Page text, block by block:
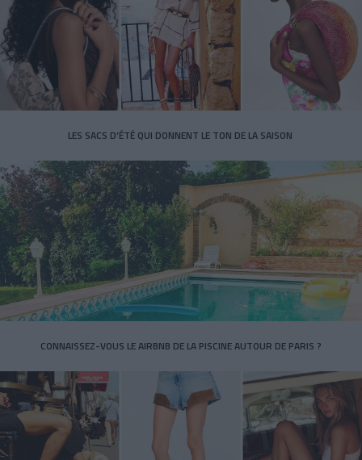
LES SACS D’ÉTÉ QUI DONNENT LE TON DE LA SAISON
CONNAISSEZ-VOUS LE AIRBNB DE LA PISCINE AUTOUR DE PARIS ?